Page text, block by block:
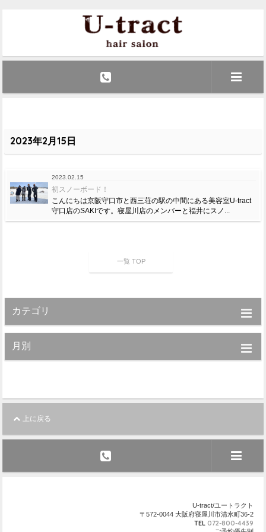
2023年2月15日
2023.02.15
初スノーボード！
こんにちは京阪守口市と西三荘の駅の中間にある美容室U-tract
守口店のSAKIです。寝屋川店のメンバーと福井にスノ...
一覧 TOP
カテゴリ
月別
上に戻る
U-tract/ユートラクト
〒572-0044 大阪府寝屋川市清水町36-2
TEL 072-800-4439